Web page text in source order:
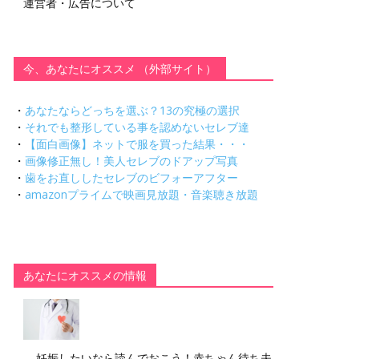
今、あなたにオススメ （外部サイト）
・ あなたならどっちを選ぶ？13の究極の選択
・ それでも整形している事を認めないセレブ達
・
【面白画像】ネットで服を買った結果・・・
・ 画像修正無し！美人セレブのドアップ写真
・ 歯をお直ししたセレブのビフォーアフター
・ amazonプライムで映画見放題・音楽聴き放題
あなたにオススメの情報